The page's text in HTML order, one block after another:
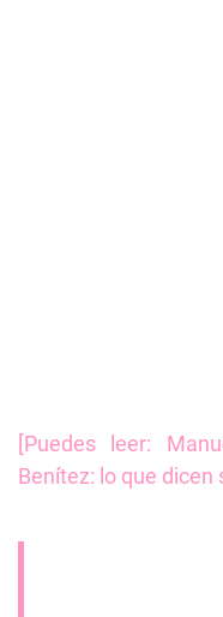
[Puedes leer:
Benítez: lo que dicen